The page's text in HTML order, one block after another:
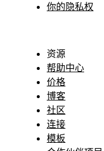
你的隐私权
资源
帮助中心
价格
博客
社区
连接
模板